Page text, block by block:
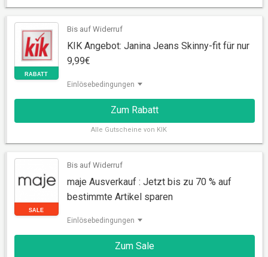
SALE
RABATT
Bis auf Widerruf
KIK Angebot: Janina Jeans Skinny-fit für nur
9,99€
Einlösebedingungen
Zum Rabatt
Alle Gutscheine von KIK
Bis auf Widerruf
maje Ausverkauf : Jetzt bis zu 70 % auf
bestimmte Artikel sparen
Einlösebedingungen
Zum Sale